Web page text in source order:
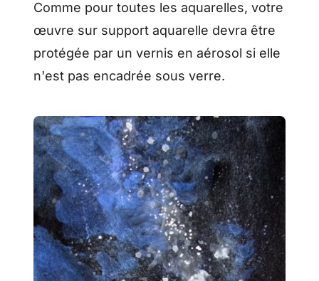
Comme pour toutes les aquarelles, votre
œuvre sur support aquarelle devra être
protégée par un vernis en aérosol si elle
n'est pas encadrée sous verre.